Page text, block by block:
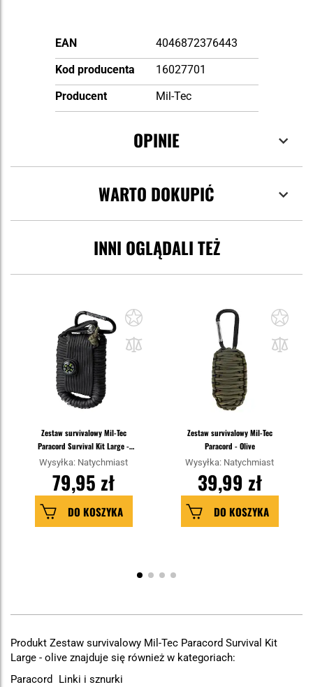
Więcej
EAN
4046872376443
Kod producenta
16027701
Producent
Mil-Tec
OPINIE
WARTO DOKUPIĆ
INNI OGLĄDALI TEŻ
Zestaw survivalowy Mil-Tec
Paracord Survival Kit Large -
Black
Wysyłka: Natychmiast
79,95 zł
DO KOSZYKA
Zestaw survivalowy Mil-Tec
Paracord - Olive
Wysyłka: Natychmiast
39,99 zł
DO KOSZYKA
Produkt Zestaw survivalowy Mil-Tec Paracord Survival Kit
Large - olive znajduje się również w kategoriach:
Paracord
Linki i sznurki